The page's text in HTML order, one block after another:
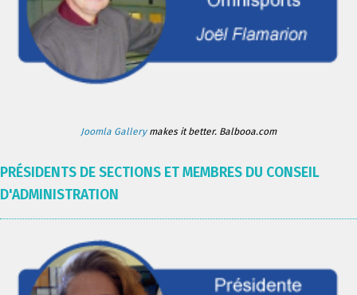
Joomla Gallerymakes it better. Balbooa.com
PRÉSIDENTS DE SECTIONS ET MEMBRES DU CONSEIL
D'ADMINISTRATION